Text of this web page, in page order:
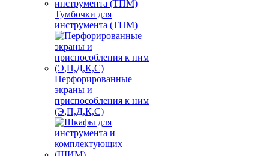
Тумбочки для
инструмента (ТПМ)
Перфорированные
экраны и
приспособления к ним
(Э,П,Д,К,С)